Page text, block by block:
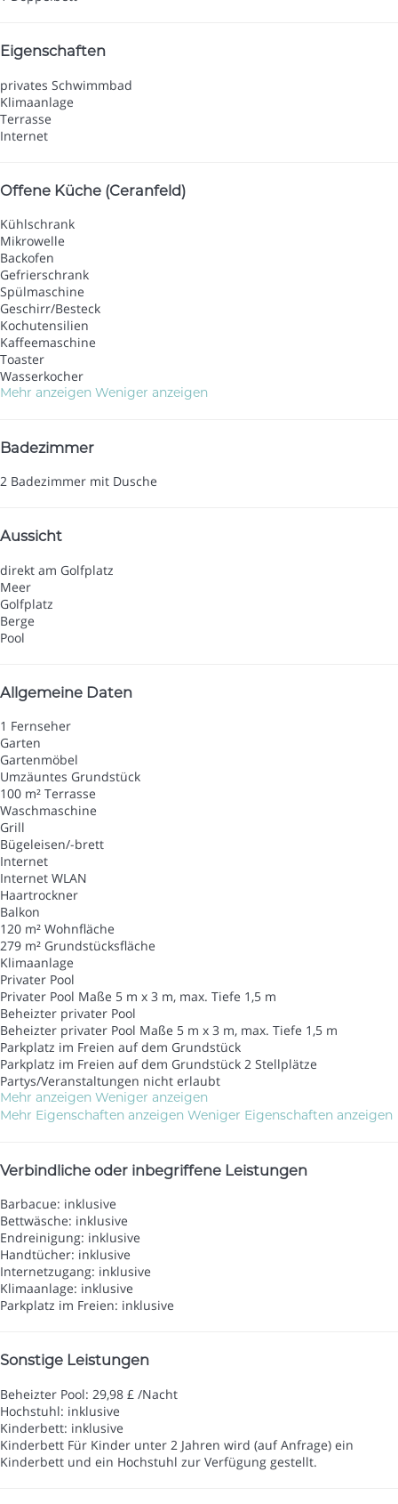
Eigenschaften
privates Schwimmbad
Klimaanlage
Terrasse
Internet
Offene Küche (Ceranfeld)
Kühlschrank
Mikrowelle
Backofen
Gefrierschrank
Spülmaschine
Geschirr/Besteck
Kochutensilien
Kaffeemaschine
Toaster
Wasserkocher
Mehr anzeigen Weniger anzeigen
Badezimmer
2 Badezimmer mit Dusche
Aussicht
direkt am Golfplatz
Meer
Golfplatz
Berge
Pool
Allgemeine Daten
1 Fernseher
Garten
Gartenmöbel
Umzäuntes Grundstück
100 m² Terrasse
Waschmaschine
Grill
Bügeleisen/-brett
Internet
Internet WLAN
Haartrockner
Balkon
120 m² Wohnfläche
279 m² Grundstücksfläche
Klimaanlage
Privater Pool
Privater Pool Maße 5 m x 3 m, max. Tiefe 1,5 m
Beheizter privater Pool
Beheizter privater Pool Maße 5 m x 3 m, max. Tiefe 1,5 m
Parkplatz im Freien auf dem Grundstück
Parkplatz im Freien auf dem Grundstück 2 Stellplätze
Partys/Veranstaltungen nicht erlaubt
Mehr anzeigen Weniger anzeigen
Mehr Eigenschaften anzeigen Weniger Eigenschaften anzeigen
Verbindliche oder inbegriffene Leistungen
Barbacue: inklusive
Bettwäsche: inklusive
Endreinigung: inklusive
Handtücher: inklusive
Internetzugang: inklusive
Klimaanlage: inklusive
Parkplatz im Freien: inklusive
Sonstige Leistungen
Beheizter Pool: 29,98 £ /Nacht
Hochstuhl: inklusive
Kinderbett: inklusive
Kinderbett Für Kinder unter 2 Jahren wird (auf Anfrage) ein
Kinderbett und ein Hochstuhl zur Verfügung gestellt.